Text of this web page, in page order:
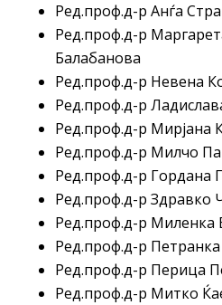
Ред.проф.д-р Анѓа
Ред.проф.д-р
Балабанова
Ред.проф.д-р Невена
Ред.проф.д-р
Ред.проф.д-р Мирјана
Ред.проф.д-р Милчо
Ред.проф.д-р Гордана
Ред.проф.д-р Здравко
Ред.проф.д-р Миленка
Ред.проф.д-р
Ред.проф.д-р Перица
Ред.проф.д-р Митко